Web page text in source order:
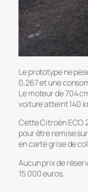
Le prototype ne
0,267 et une
Le moteur de 704
voiture atteint 140
Cette Citroën ECO
pour être remise
en carte grise de
Aucun prix de
15 000 euros.